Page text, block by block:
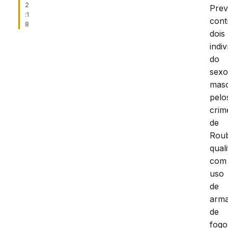
2
:1
8
dois
do
sexo
de
com
uso
de
de
fogo